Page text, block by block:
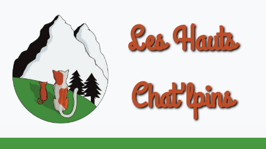
Les Hauts
Chat'lpins